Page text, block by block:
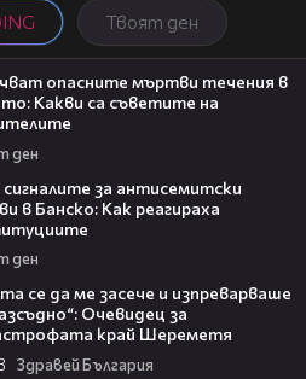
Твоят ден
опасните мъртви течения в
Какви са съветите на
ден
сигналите за антисемитски
в Банско: Как реагираха
ден
се да ме засече и изпреварваше
Очевидец за
край Шереметя
Здравей България